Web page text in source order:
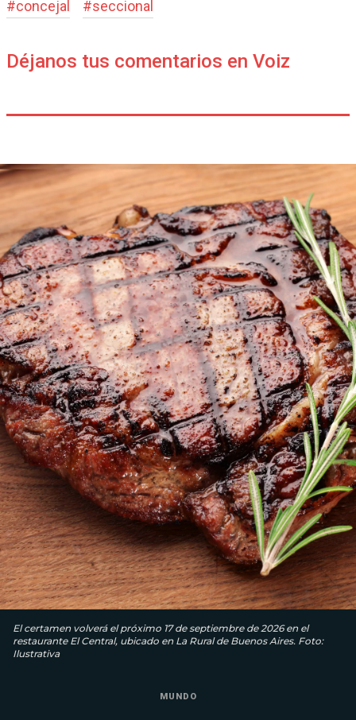
#concejal #seccional
Déjanos tus comentarios en Voiz
El certamen volverá el próximo 17 de septiembre de 2026 en el
restaurante El Central, ubicado en La Rural de Buenos Aires. Foto:
Ilustrativa
MUNDO